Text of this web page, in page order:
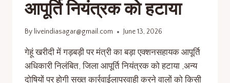
आपूर्ति नियंत्रक को हटाया
By liveindiasagar@gmail.com June 13, 2026
गेहूं खरीदी में गड़बड़ी पर मंत्री का बड़ा एक्शनसहायक आपूर्ति
अधिकारी निलंबित, जिला आपूर्ति नियंत्रक को हटाया ,अन्य
दोषियों पर होगी सख्त कार्रवाईलापरवाही करने वालों को किसी